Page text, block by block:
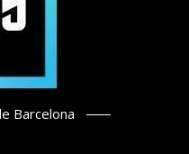
Barcelona